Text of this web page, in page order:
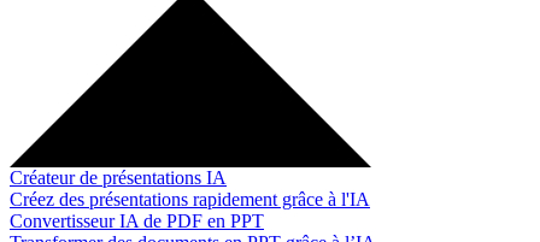
Créateur de présentations IA
Créez des présentations rapidement grâce à l'IA
Convertisseur IA de PDF en PPT